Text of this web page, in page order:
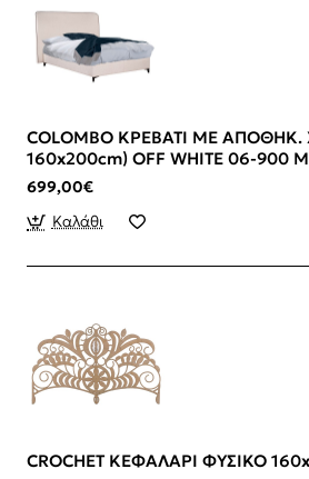
COLOMBO ΚΡΕΒΑΤΙ ΜΕ
160x200cm) OFF WHITE 06-900
210x170x120cm
699,00€
Καλάθι
CROCHET ΚΕΦΑΛΑΡΙ ΦΥΣΙΚΟ